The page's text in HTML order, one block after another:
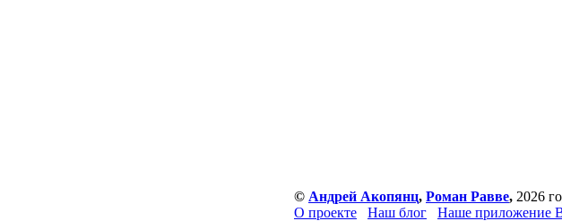
© Андрей Акопянц, Роман Равве, 2026
О проекте
Наш блог Наше приложение